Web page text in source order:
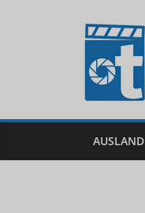
AUSLAND